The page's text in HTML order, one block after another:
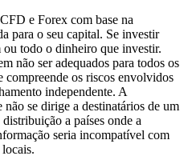
e Forex com base na
para o seu capital. Se investir
todo o dinheiro que investir.
não ser adequados para todos os
compreende os riscos envolvidos
independente. A
se dirige a destinatários de um
a países onde a
seria incompatível com